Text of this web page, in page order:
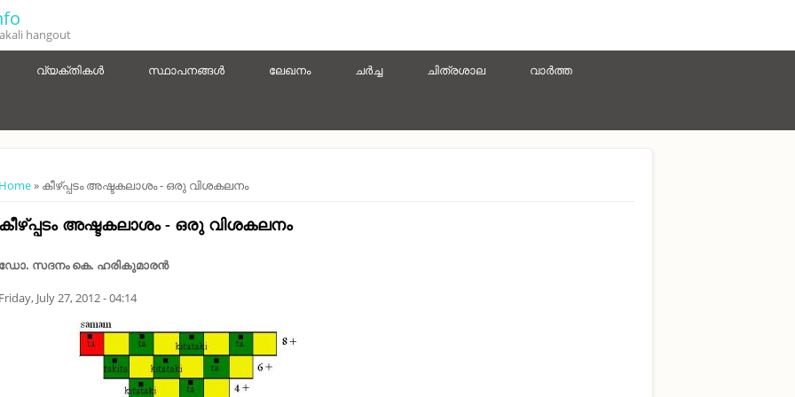
hangout
വ്യക്തികൾ സ്ഥാപനങ്ങൾ ലേഖനം ചർച്ച ചിത്രശാല വാർത്ത
You are here
Home» കീഴ്പ്പടം അഷ്ടകലാശം - ഒരു വിശകലനം
കീഴ്പ്പടം അഷ്ടകലാശം - ഒരു വിശകലനം
ഡോ. സദനം കെ. ഹരികുമാരൻ
Friday, July 27, 2012 - 04:14